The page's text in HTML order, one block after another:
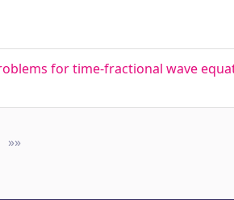
for time-fractional wave
Next
»»